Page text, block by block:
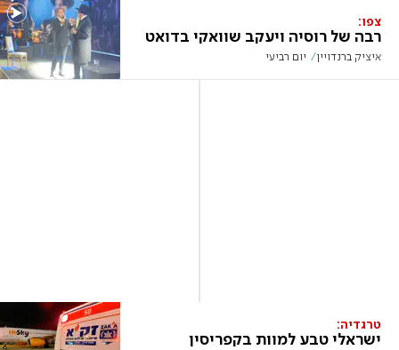
צפו:
רבה של רוסיה ויעקב שוואקי בדואט
איציק ברנדויין יום רביעי
טרגדיה:
ישראלי טבע למוות בקפריסין